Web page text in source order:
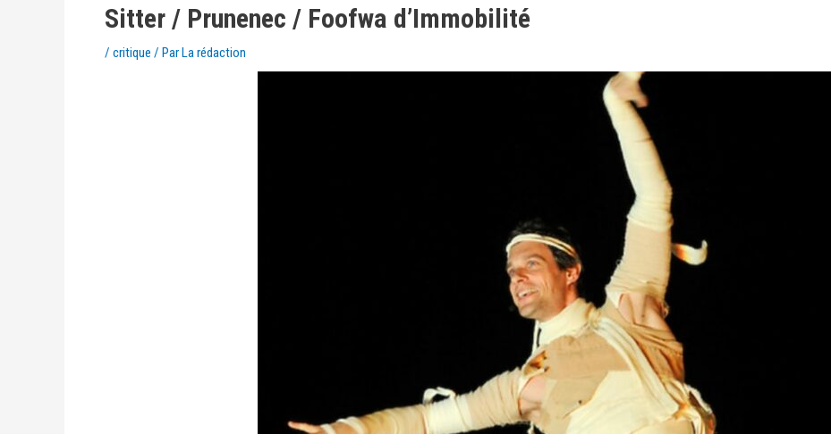
Sitter / Prunenec / Foofwa d’Immobilité
/ critique / ParLa rédaction